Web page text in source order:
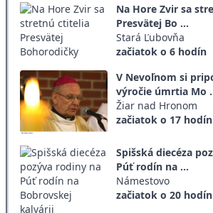
Na Hore Zvir sa
Presvätej Bo ...
Stará Ľubovňa
začiatok o 6 hodín
V Nevoľnom si
výročie úmrtia Mo
Žiar nad Hronom
začiatok o 17 hodín
Spišská diecéza
Púť rodín na ...
Námestovo
začiatok o 20 hodín